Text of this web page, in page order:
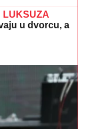
LUKSUZA
u dvorcu, a